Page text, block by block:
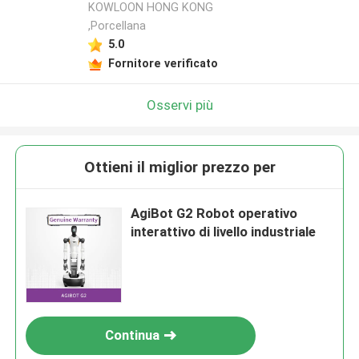
KOWLOON HONG KONG
,Porcellana
5.0
Fornitore verificato
Osservi più
Ottieni il miglior prezzo per
AgiBot G2 Robot operativo
interattivo di livello industriale
Continua